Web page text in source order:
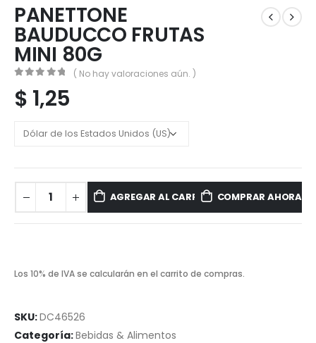
PANETTONE
BAUDUCCO FRUTAS
MINI 80G
( No hay valoraciones aún. )
$ 1,25
AGREGAR AL CARRITO COMPRAR AHORA
Los 10% de IVA se calcularán en el carrito de compras.
SKU:DC46526
Categoría:Bebidas & Alimentos